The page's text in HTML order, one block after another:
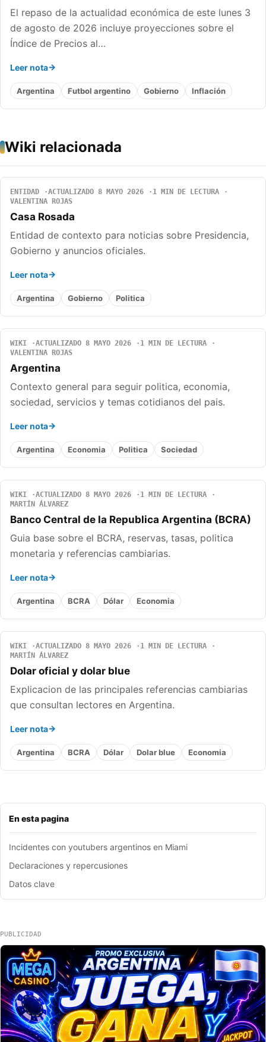
En esta pagina
Incidentes con youtubers argentinos en Miami
Declaraciones y repercusiones
Datos clave
El repaso de la actualidad económica de este lunes 3
de agosto de 2026 incluye proyecciones sobre el
Índice de Precios al…
Leer nota
Argentina Futbol argentino Gobierno Inflación
Wiki relacionada
ENTIDAD ACTUALIZADO 8 MAYO 2026
1 MIN DE LECTURA
VALENTINA ROJAS
Casa Rosada
Entidad de contexto para noticias sobre Presidencia,
Gobierno y anuncios oficiales.
Leer nota
Argentina Gobierno Politica
WIKI ACTUALIZADO 8 MAYO 2026
1 MIN DE LECTURA
VALENTINA ROJAS
Argentina
Contexto general para seguir politica, economia,
sociedad, servicios y temas cotidianos del pais.
Leer nota
Argentina Economia Politica Sociedad
WIKI ACTUALIZADO 8 MAYO 2026
1 MIN DE LECTURA
MARTÍN ÁLVAREZ
Banco Central de la Republica Argentina (BCRA)
Guia base sobre el BCRA, reservas, tasas, politica
monetaria y referencias cambiarias.
Leer nota
Argentina BCRA Dólar Economia
WIKI ACTUALIZADO 8 MAYO 2026
1 MIN DE LECTURA
MARTÍN ÁLVAREZ
Dolar oficial y dolar blue
Explicacion de las principales referencias cambiarias
que consultan lectores en Argentina.
Leer nota
Argentina BCRA Dólar Dolar blue Economia
PUBLICIDAD